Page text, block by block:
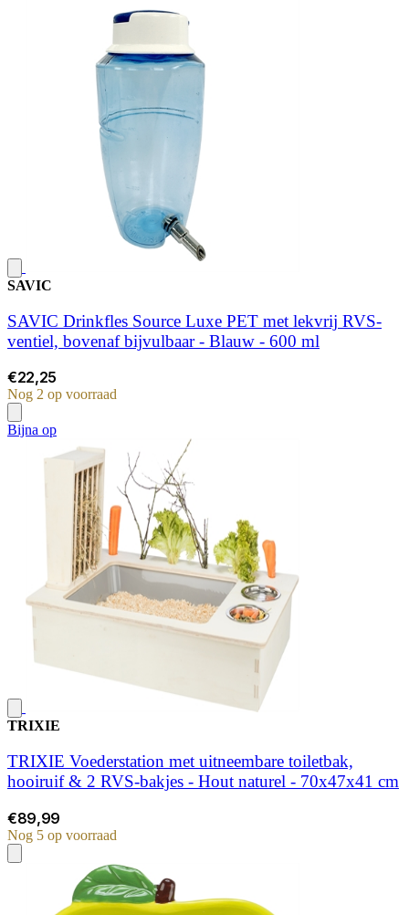
SAVIC
SAVIC Drinkfles Source Luxe PET met lekvrij RVS-
ventiel, bovenaf bijvulbaar - Blauw - 600 ml
€22,25
Nog 2 op voorraad
Bijna op
TRIXIE
TRIXIE Voederstation met uitneembare toiletbak,
hooiruif & 2 RVS-bakjes - Hout naturel - 70x47x41 cm
€89,99
Nog 5 op voorraad